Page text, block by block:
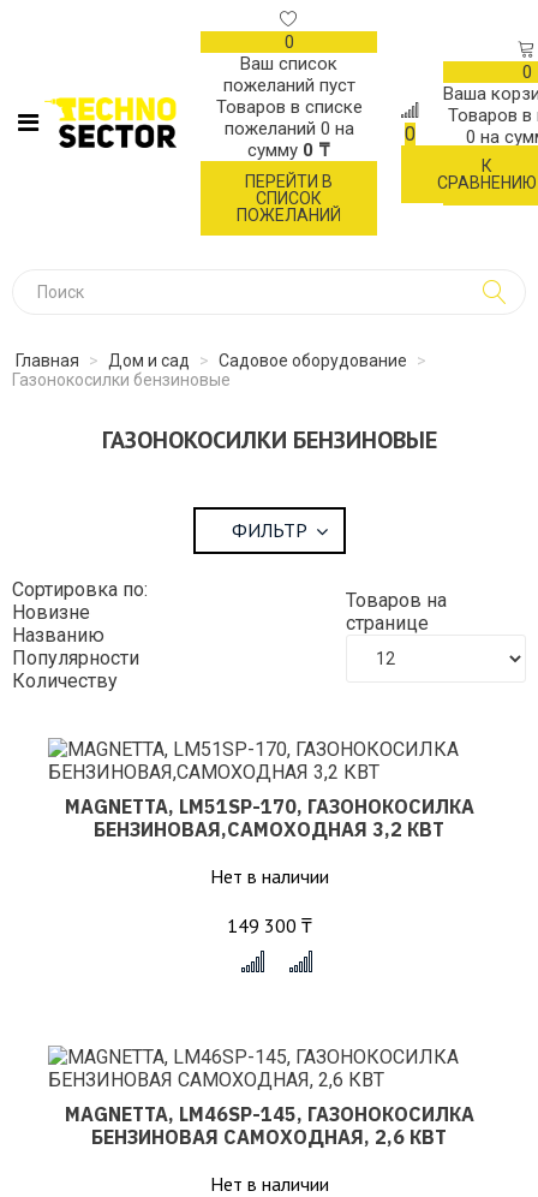
0
Ваш список
пожеланий пуст
Товаров в списке
пожеланий 0 на
сумму 0 ₸
ПЕРЕЙТИ В
СПИСОК
ПОЖЕЛАНИЙ
0
К
СРАВНЕНИЮ
0
Ваша
Товаров в
0 на
Главная > Дом и сад > Садовое оборудование
>
Газонокосилки бензиновые
ГАЗОНОКОСИЛКИ БЕНЗИНОВЫЕ
ФИЛЬТР
Сортировка по:
Новизне
Названию
Популярности
Количеству
Товаров на
странице
MAGNETTA, LM51SP-170, ГАЗОНОКОСИЛКА
БЕНЗИНОВАЯ,САМОХОДНАЯ 3,2 КВТ
Нет в наличии
149 300 ₸
MAGNETTA, LM46SP-145, ГАЗОНОКОСИЛКА
БЕНЗИНОВАЯ САМОХОДНАЯ, 2,6 КВТ
Нет в наличии